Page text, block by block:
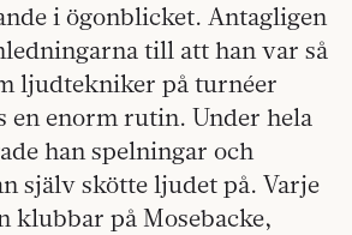
i ögonblicket. Antagligen
till att han var så
ljudtekniker på turnéer
en enorm rutin. Under hela
han spelningar och
själv skötte ljudet på. Varje
klubbar på Mosebacke,